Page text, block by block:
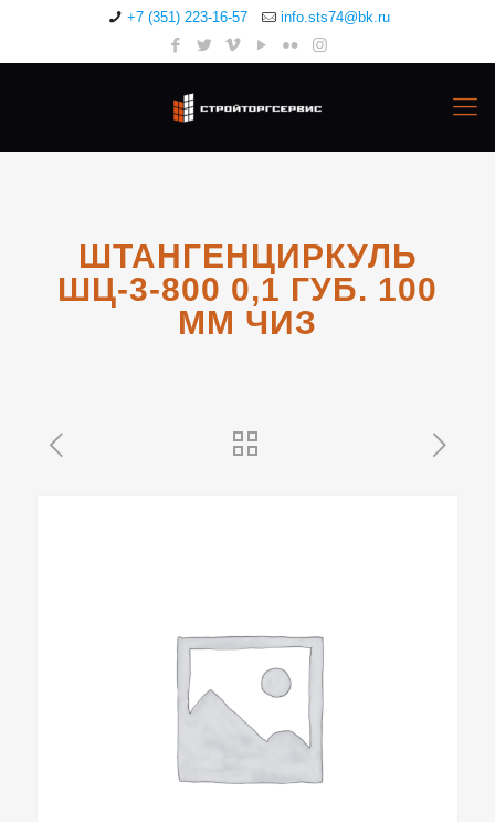
+7 (351) 223-16-57 info.sts74@bk.ru
ШТАНГЕНЦИРКУЛЬ
ШЦ-3-800 0,1 ГУБ. 100
ММ ЧИЗ